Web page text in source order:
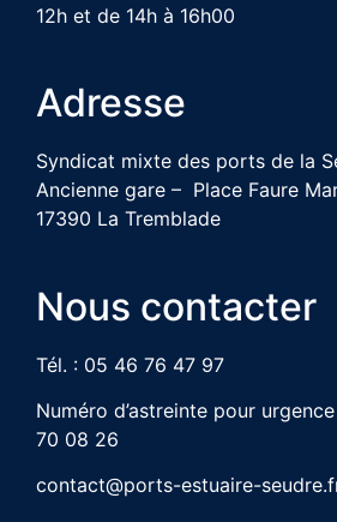
12h et de 14h à 16h00
Adresse
Syndicat mixte des ports de la
Ancienne gare – Place Faure
17390 La Tremblade
Nous contacter
Tél. : 05 46 76 47 97
Numéro d’astreinte pour
70 08 26
contact@ports-estuaire-